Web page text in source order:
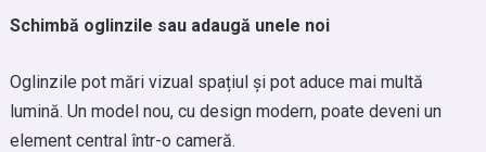
Schimbă oglinzile sau adaugă unele noi
Oglinzile pot mări vizual spațiul și pot aduce mai multă
lumină. Un model nou, cu design modern, poate deveni un
element central într-o cameră.